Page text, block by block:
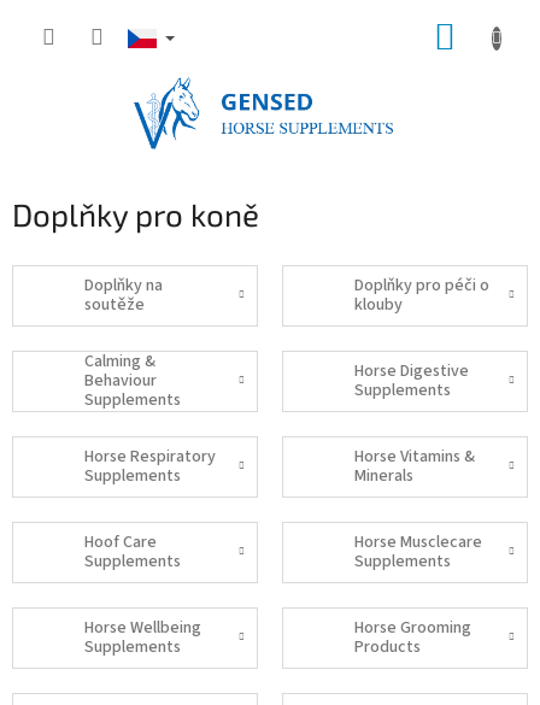
Doplňky pro koně
Doplňky na
soutěže
Doplňky pro péči o
klouby
Calming &
Behaviour
Supplements
Horse Digestive
Supplements
Horse Respiratory
Supplements
Horse Vitamins &
Minerals
Hoof Care
Supplements
Horse Musclecare
Supplements
Horse Wellbeing
Supplements
Horse Grooming
Products